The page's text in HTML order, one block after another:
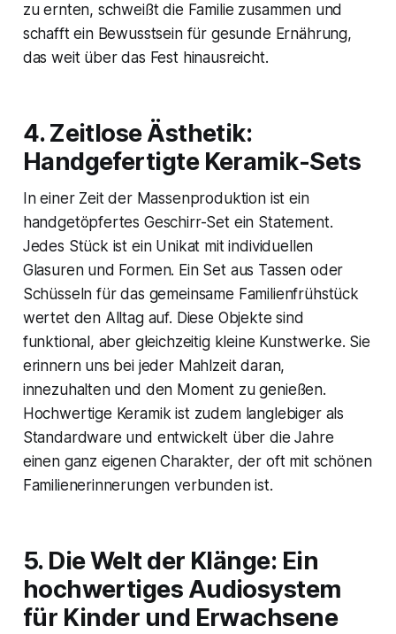
zu ernten, schweißt die Familie zusammen und
schafft ein Bewusstsein für gesunde Ernährung,
das weit über das Fest hinausreicht.
4. Zeitlose Ästhetik:
Handgefertigte Keramik-Sets
In einer Zeit der Massenproduktion ist ein
handgetöpfertes Geschirr-Set ein Statement.
Jedes Stück ist ein Unikat mit individuellen
Glasuren und Formen. Ein Set aus Tassen oder
Schüsseln für das gemeinsame Familienfrühstück
wertet den Alltag auf. Diese Objekte sind
funktional, aber gleichzeitig kleine Kunstwerke. Sie
erinnern uns bei jeder Mahlzeit daran,
innezuhalten und den Moment zu genießen.
Hochwertige Keramik ist zudem langlebiger als
Standardware und entwickelt über die Jahre
einen ganz eigenen Charakter, der oft mit schönen
Familienerinnerungen verbunden ist.
5. Die Welt der Klänge: Ein
hochwertiges Audiosystem
für Kinder und Erwachsene